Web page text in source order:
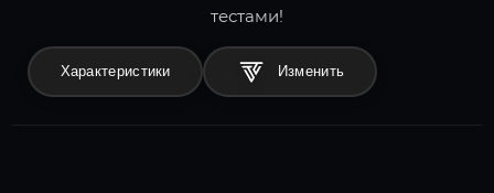
тестами!
Характеристики